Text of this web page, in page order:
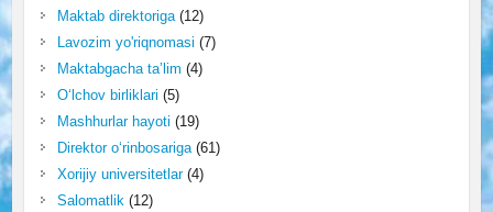
Maktab direktoriga(12)
Lavozim yo'riqnomasi (7)
Maktabgacha ta’lim (4)
O‘lchov birliklari (5)
Mashhurlar hayoti (19)
Direktor o‘rinbosariga(61)
Xorijiy universitetlar(4)
Salomatlik(12)